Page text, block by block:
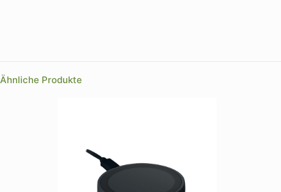
Ähnliche Produkte